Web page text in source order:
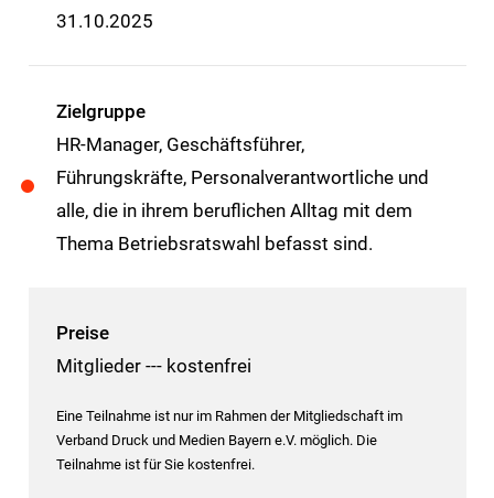
31.10.2025
Zielgruppe
HR-Manager, Geschäftsführer,
Führungskräfte, Personalverantwortliche und
alle, die in ihrem beruflichen Alltag mit dem
Thema Betriebsratswahl befasst sind.
Preise
Mitglieder --- kostenfrei
Eine Teilnahme ist nur im Rahmen der Mitgliedschaft im
Verband Druck und Medien Bayern e.V. möglich. Die
Teilnahme ist für Sie kostenfrei.